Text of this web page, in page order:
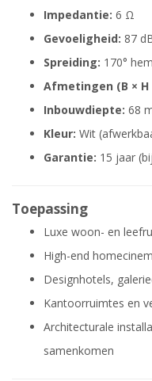
Impedantie: 6 Ω
Gevoeligheid: 87
Spreiding: 170°
Afmetingen (B × H
Inbouwdiepte: 68
Kleur: Wit
Garantie: 15 jaar
Toepassing
Luxe woon- en
High-end
Designhotels,
Kantoorruimtes en
Architecturale
samenkomen